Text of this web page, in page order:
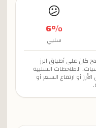
😕
6%
سلبي
كان على أطباق الرز
الملاحظات السلبية
أو ارتفاع السعر أو